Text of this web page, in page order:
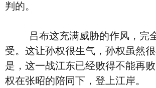
判的。
吕布这充满威胁的作风，完
受。这让孙权很生气，孙权虽然
是，这一战江东已经败得不能再
权在张昭的陪同下，登上江岸。